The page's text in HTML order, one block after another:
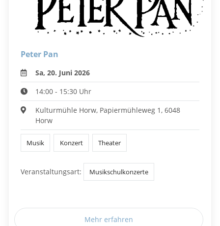
Peter Pan
Sa, 20. Juni 2026
14:00 - 15:30 Uhr
Kulturmühle Horw, Papiermühleweg 1, 6048
Horw
Musik Konzert Theater
Veranstaltungsart: Musikschulkonzerte
Mehr erfahren